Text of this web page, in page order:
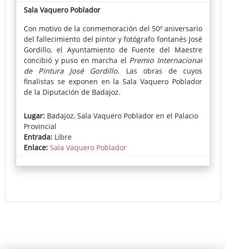
Sala Vaquero Poblador
Con motivo de la conmemoración del 50º aniversario
del fallecimiento del pintor y fotógrafo fontanés José
Gordillo, el Ayuntamiento de Fuente del Maestre
concibió y puso en marcha el Premio Internacional
de Pintura José Gordillo. Las obras de cuyos
finalistas se exponen en la Sala Vaquero Poblador
de la Diputación de Badajoz.
En esta segunda convocatoria el ganador ha sido
Rafael Cervantes Gallardo con ‘The last Portrait’; el
segundo premio ha sido para ‘Botas rojas’, de María
Pilar Fernández; el tercero ha recaído en la obra
’AaronMan’, de Manuel González; y el premio para la
obra de autor local ha sido para Sergio Salgado por
Diputación de Badajoz
Lugar: Badajoz, Sala Vaquero Poblador en el Palacio
Provincial
Entrada: Libre
Enlace: Sala Vaquero Poblador